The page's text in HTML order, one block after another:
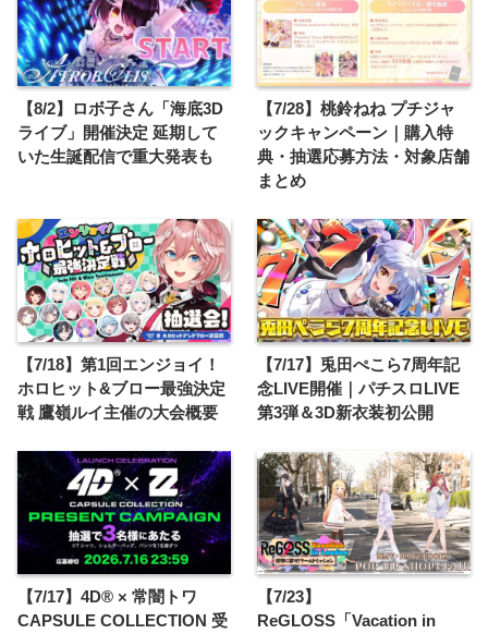
【8/2】ロボ子さん「海底3D
ライブ」開催決定 延期して
いた生誕配信で重大発表も
【7/28】桃鈴ねね プチジャ
ックキャンペーン｜購入特
典・抽選応募方法・対象店舗
まとめ
【7/18】第1回エンジョイ！
ホロヒット&ブロー最強決定
戦 鷹嶺ルイ主催の大会概要
【7/17】兎田ぺこら7周年記
念LIVE開催｜パチスロLIVE
第3弾＆3D新衣装初公開
【7/17】4D® × 常闇トワ
CAPSULE COLLECTION 受
【7/23】
ReGLOSS「Vacation in